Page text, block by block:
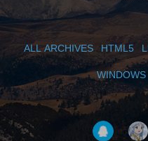
ALL ARCHIVES HTML5
WINDOWS